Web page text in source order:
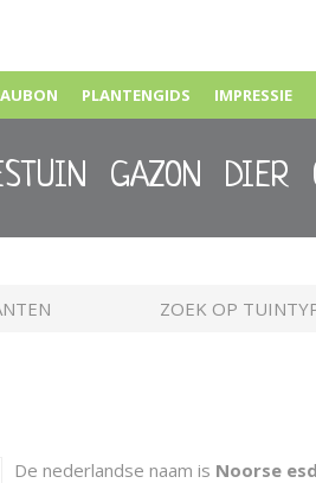
PLANTENGIDS IMPRESSIE
GAZON DIER
ZOEK OP
De nederlandse naam is Noorse